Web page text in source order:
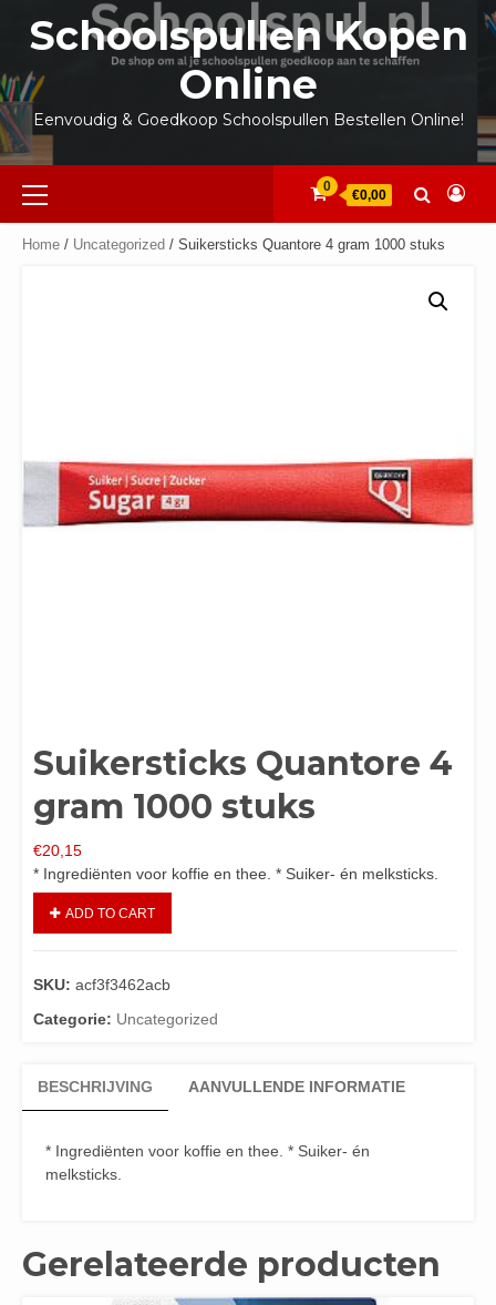
inhoud
Schoolspullen Kopen
Online
Eenvoudig & Goedkoop Schoolspullen Bestellen Online!
Primair
menu
0
€0,00
Home / Uncategorized / Suikersticks Quantore 4 gram 1000 stuks
Suikersticks Quantore 4
gram 1000 stuks
€20,15
* Ingrediënten voor koffie en thee. * Suiker- én melksticks.
ADD TO CART
SKU: acf3f3462acb
Categorie: Uncategorized
BESCHRIJVING AANVULLENDE INFORMATIE
* Ingrediënten voor koffie en thee. * Suiker- én
melksticks.
Gerelateerde producten